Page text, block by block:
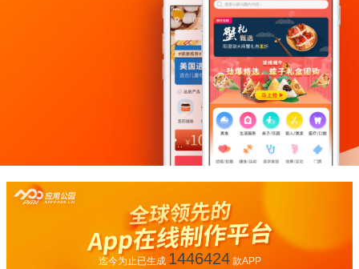
迄今为止已生成 1446424款APP